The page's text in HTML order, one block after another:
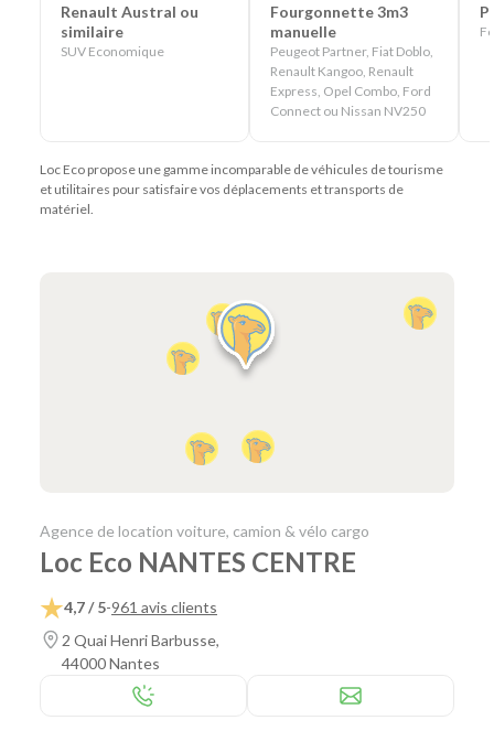
Renault Austral ou
similaire
SUV Economique
Fourgonnette 3m3
manuelle
Peugeot Partner, Fiat Doblo,
Renault Kangoo, Renault
Express, Opel Combo, Ford
Connect ou Nissan NV250
Loc Eco propose une gamme incomparable de véhicules de tourisme
et utilitaires pour satisfaire vos déplacements et transports de
matériel.
Agence de location voiture, camion & vélo cargo
Loc Eco NANTES CENTRE
4,7 / 5-961 avis clients
2 Quai Henri Barbusse,
44000 Nantes